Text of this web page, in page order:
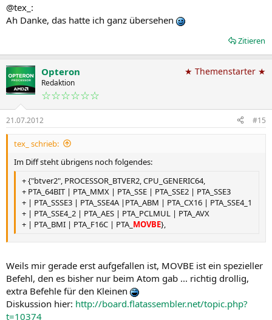
@tex_:
Ah Danke, das hatte ich ganz übersehen
Zitieren
Opteron
Redaktion
☆☆☆☆☆☆
★ Themenstarter ★
21.07.2012 #15
tex_ schrieb:
Im Diff steht übrigens noch folgendes:
+ {"btver2", PROCESSOR_BTVER2, CPU_GENERIC64,
+ PTA_64BIT | PTA_MMX | PTA_SSE | PTA_SSE2 | PTA_SSE3
+ | PTA_SSSE3 | PTA_SSE4A |PTA_ABM | PTA_CX16 | PTA_SSE4_1
+ | PTA_SSE4_2 | PTA_AES | PTA_PCLMUL | PTA_AVX
+ | PTA_BMI | PTA_F16C | PTA_ MOVBE},
Weils mir gerade erst aufgefallen ist, MOVBE ist ein spezieller
Befehl, den es bisher nur beim Atom gab ... richtig drollig,
extra Befehle für den Kleinen
Diskussion hier: http://board.flatassembler.net/topic.php?
t=10374